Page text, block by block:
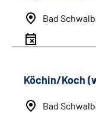
Bad
Köchin/Koch
Bad